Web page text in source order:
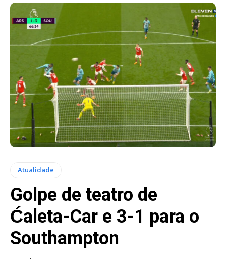
Atualidade
Golpe de teatro de
Ćaleta-Car e 3-1 para o
Southampton